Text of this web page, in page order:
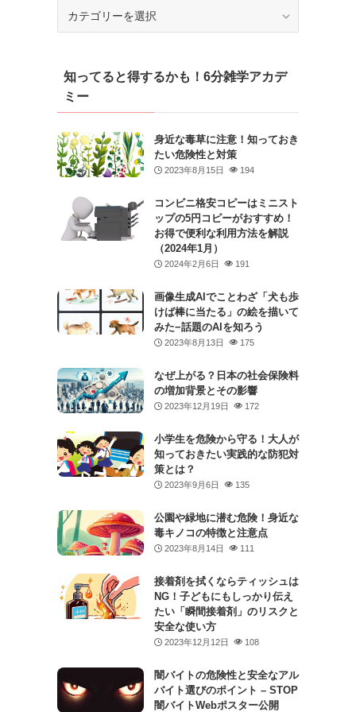
ー知ってると得するかも！6分雑学アカデ
ミー
身近な毒草に注意！知っておき
たい危険性と対策
2023年8月15日 194
コンビニ格安コピーはミニスト
ップの5円コピーがおすすめ！
お得で便利な利用方法を解説
（2024年1月）
2024年2月6日 191
画像生成AIでことわざ「犬も歩
けば棒に当たる」の絵を描いて
みた−話題のAIを知ろう
2023年8月13日 175
なぜ上がる？日本の社会保険料
の増加背景とその影響
2023年12月19日 172
小学生を危険から守る！大人が
知っておきたい実践的な防犯対
策とは？
2023年9月6日 135
公園や緑地に潜む危険！身近な
毒キノコの特徴と注意点
2023年8月14日 111
接着剤を拭くならティッシュは
NG！子どもにもしっかり伝え
たい「瞬間接着剤」のリスクと
安全な使い方
2023年12月12日 108
闇バイトの危険性と安全なアル
バイト選びのポイント – STOP
闇バイトWebポスター公開